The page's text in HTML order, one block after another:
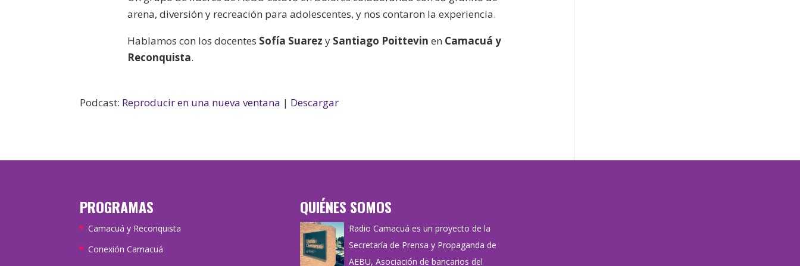
flecha
arena, diversión y recreación para adolescentes, y nos contaron la experiencia.
Hablamos con los docentes Sofía Suarez y Santiago Poittevinen Camacuá y
Reconquista.
Podcast: Reproducir en una nueva ventana | Descargar
PROGRAMAS
Camacuá y Reconquista
Conexión Camacuá
QUIÉNES SOMOS
Radio Camacuá es un proyecto de la
Secretaría de Prensa y Propaganda de
AEBU, Asociación de bancarios del